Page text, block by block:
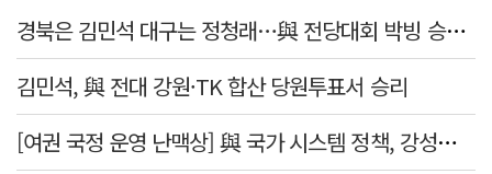
경북은 김민석 대구는 정청래…與 전당대회 박빙 승부 이어간다
김민석, 與 전대 강원·TK 합산 당원투표서 승리
[여권 국정 운영 난맥상] 與 국가 시스템 정책, 강성층 결집에 의존